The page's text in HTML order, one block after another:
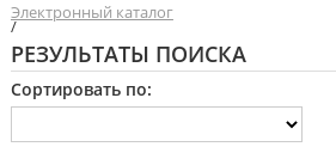
Электронный каталог
/
РЕЗУЛЬТАТЫ ПОИСКА
Сортировать по: